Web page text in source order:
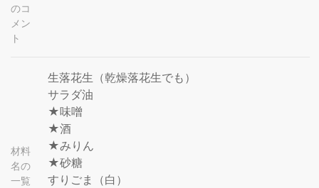
のコ
メン
ト
材料
名の
一覧
生落花生（乾燥落花生でも）
サラダ油
★味噌
★酒
★みりん
★砂糖
すりごま（白）